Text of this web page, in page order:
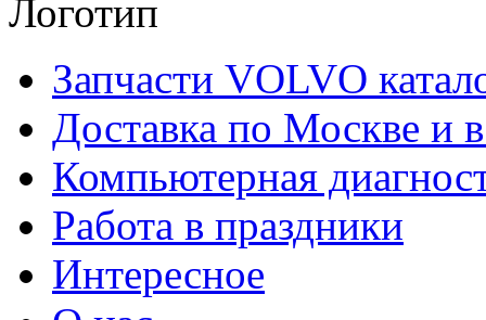
Запчасти VOLVO
Доставка по Москве и
Компьютерная
Работа в праздники
Интересное